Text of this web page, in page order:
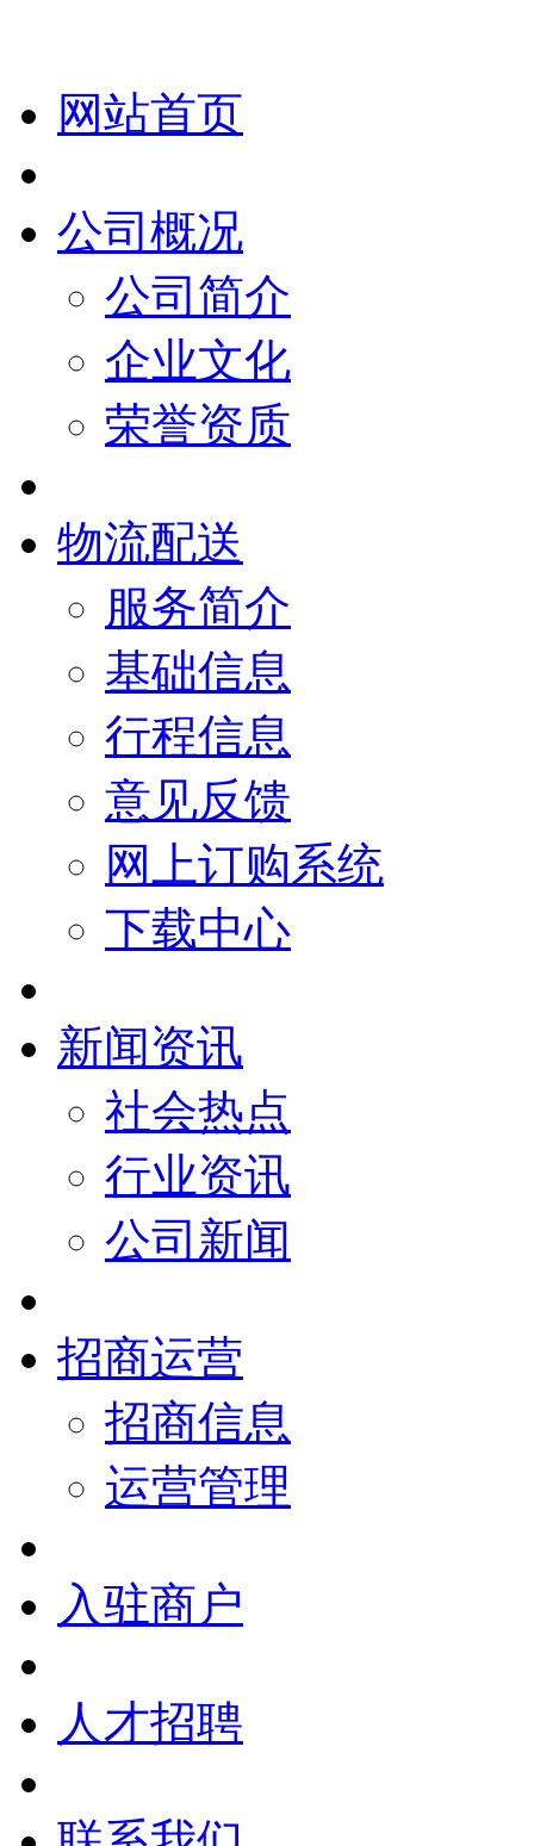
网站首页
公司概况
公司简介
企业文化
荣誉资质
物流配送
服务简介
基础信息
行程信息
意见反馈
网上订购系统
下载中心
新闻资讯
社会热点
行业资讯
公司新闻
招商运营
招商信息
运营管理
入驻商户
人才招聘